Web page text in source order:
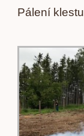
Pálení klestu